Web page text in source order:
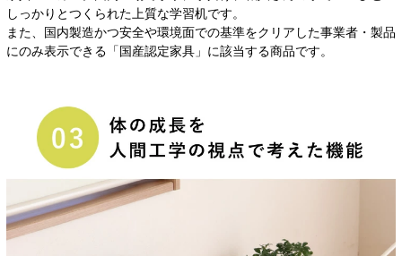
しっかりとつくられた上質な学習机です。
また、国内製造かつ安全や環境面での基準をクリアした事業者・製品
にのみ表示できる「国産認定家具」に該当する商品です。